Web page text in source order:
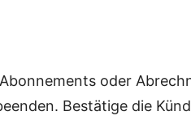
oder
Bestätige die